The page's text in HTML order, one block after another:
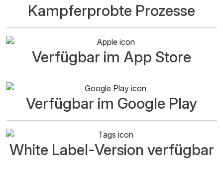
Kampferprobte Prozesse
Verfügbar im App Store
Verfügbar im Google Play
White Label-Version verfügbar